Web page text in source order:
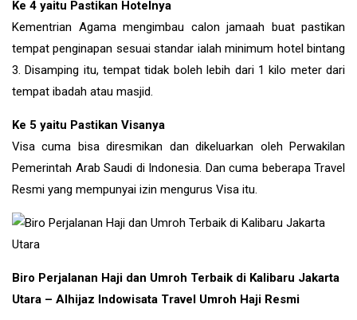
Ke 4 yaitu Pastikan Hotelnya
Kementrian Agama mengimbau calon jamaah buat pastikan
tempat penginapan sesuai standar ialah minimum hotel bintang
3. Disamping itu, tempat tidak boleh lebih dari 1 kilo meter dari
tempat ibadah atau masjid.
Ke 5 yaitu Pastikan Visanya
Visa cuma bisa diresmikan dan dikeluarkan oleh Perwakilan
Pemerintah Arab Saudi di Indonesia. Dan cuma beberapa Travel
Resmi yang mempunyai izin mengurus Visa itu.
Biro Perjalanan Haji dan Umroh Terbaik di Kalibaru Jakarta
Utara – Alhijaz Indowisata Travel Umroh Haji Resmi